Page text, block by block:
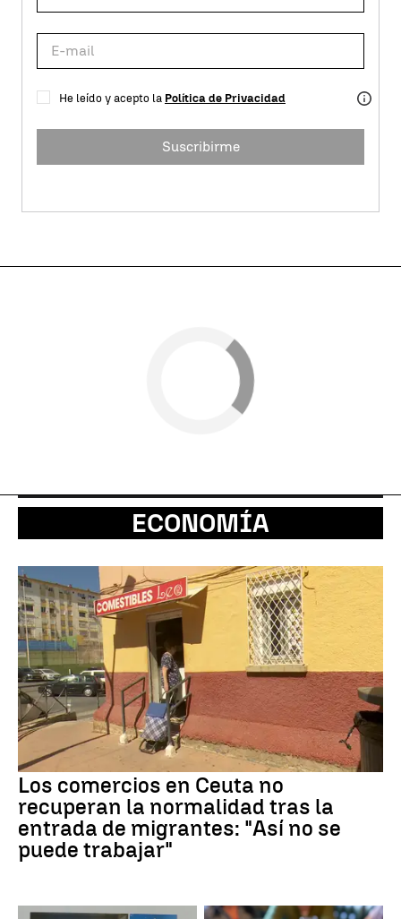
He leído y acepto la Política de Privacidad
Suscribirme
ECONOMÍA
Los comercios en Ceuta no
recuperan la normalidad tras la
entrada de migrantes: "Así no se
puede trabajar"